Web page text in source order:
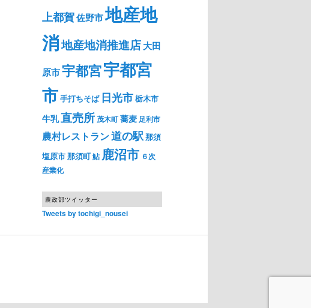
上都賀佐野市地産地
消地産地消推進店大田
原市宇都宮宇都宮
市手打ちそば 日光市栃木市
牛乳直売所 茂木町蕎麦 足利市
農村レストラン道の駅那須
塩原市那須町鮎 鹿沼市 ６次
産業化
農政部ツイッター
Tweets by tochigi_nousei